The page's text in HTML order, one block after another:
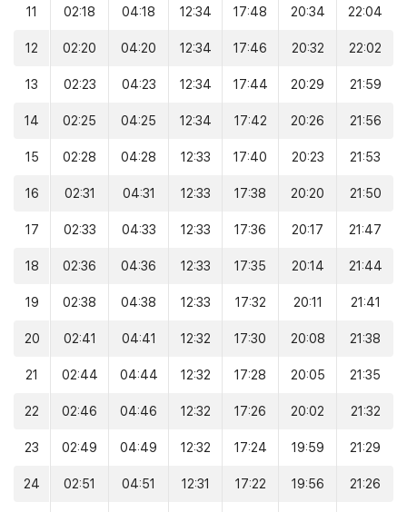
11 02:18 04:18 12:34 17:48 20:34 22:04
12 02:20 04:20 12:34 17:46 20:32 22:02
13 02:23 04:23 12:34 17:44 20:29 21:59
14 02:25 04:25 12:34 17:42 20:26 21:56
15 02:28 04:28 12:33 17:40 20:23 21:53
16 02:31 04:31 12:33 17:38 20:20 21:50
17 02:33 04:33 12:33 17:36 20:17 21:47
18 02:36 04:36 12:33 17:35 20:14 21:44
19 02:38 04:38 12:33 17:32 20:11 21:41
20 02:41 04:41 12:32 17:30 20:08 21:38
21 02:44 04:44 12:32 17:28 20:05 21:35
22 02:46 04:46 12:32 17:26 20:02 21:32
23 02:49 04:49 12:32 17:24 19:59 21:29
24 02:51 04:51 12:31 17:22 19:56 21:26